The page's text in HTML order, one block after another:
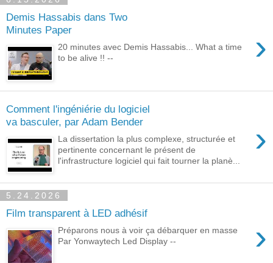
Demis Hassabis dans Two
Minutes Paper
›
20 minutes avec Demis Hassabis... What a time
to be alive !! --
Comment l'ingéniérie du logiciel
va basculer, par Adam Bender
›
La dissertation la plus complexe, structurée et
pertinente concernant le présent de
l'infrastructure logiciel qui fait tourner la planè...
5.24.2026
Film transparent à LED adhésif
›
Préparons nous à voir ça débarquer en masse
Par Yonwaytech Led Display --